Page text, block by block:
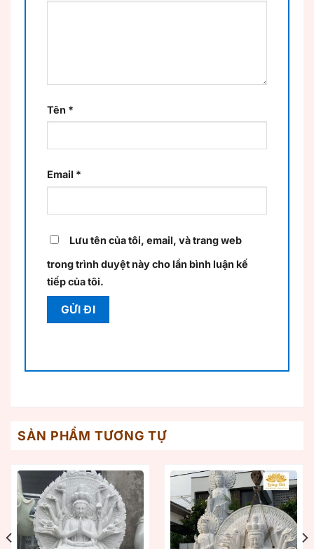
Tên *
Email *
Lưu tên của tôi, email, và trang web
trong trình duyệt này cho lần bình luận kế
tiếp của tôi.
SẢN PHẨM TƯƠNG TỰ